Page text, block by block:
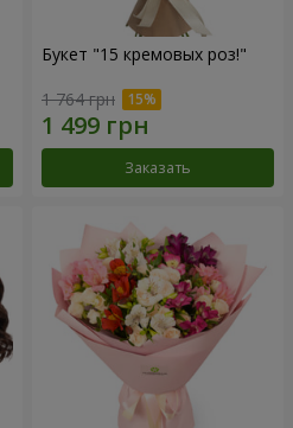
Букет "15 кремовых роз!"
1 764 грн
Заказать